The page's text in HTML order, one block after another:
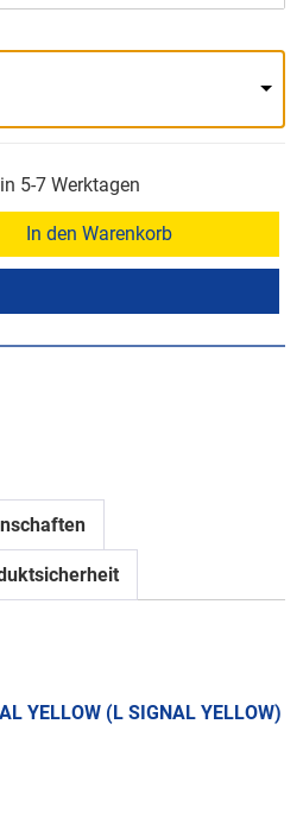
5-7 Werktagen
In den Warenkorb
YELLOW (L SIGNAL YELLOW)